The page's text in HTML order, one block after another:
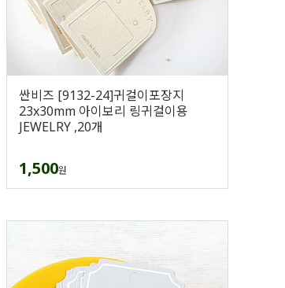
싼비즈 [9132-24]귀걸이포장지
23x30mm 아이보리 링귀걸이용
JEWELRY ,20개
1,500원